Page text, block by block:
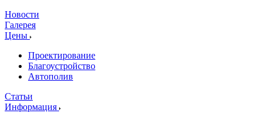
Новости
Галерея
Цены
Проектирование
Благоустройство
Автополив
Статьи
Информация